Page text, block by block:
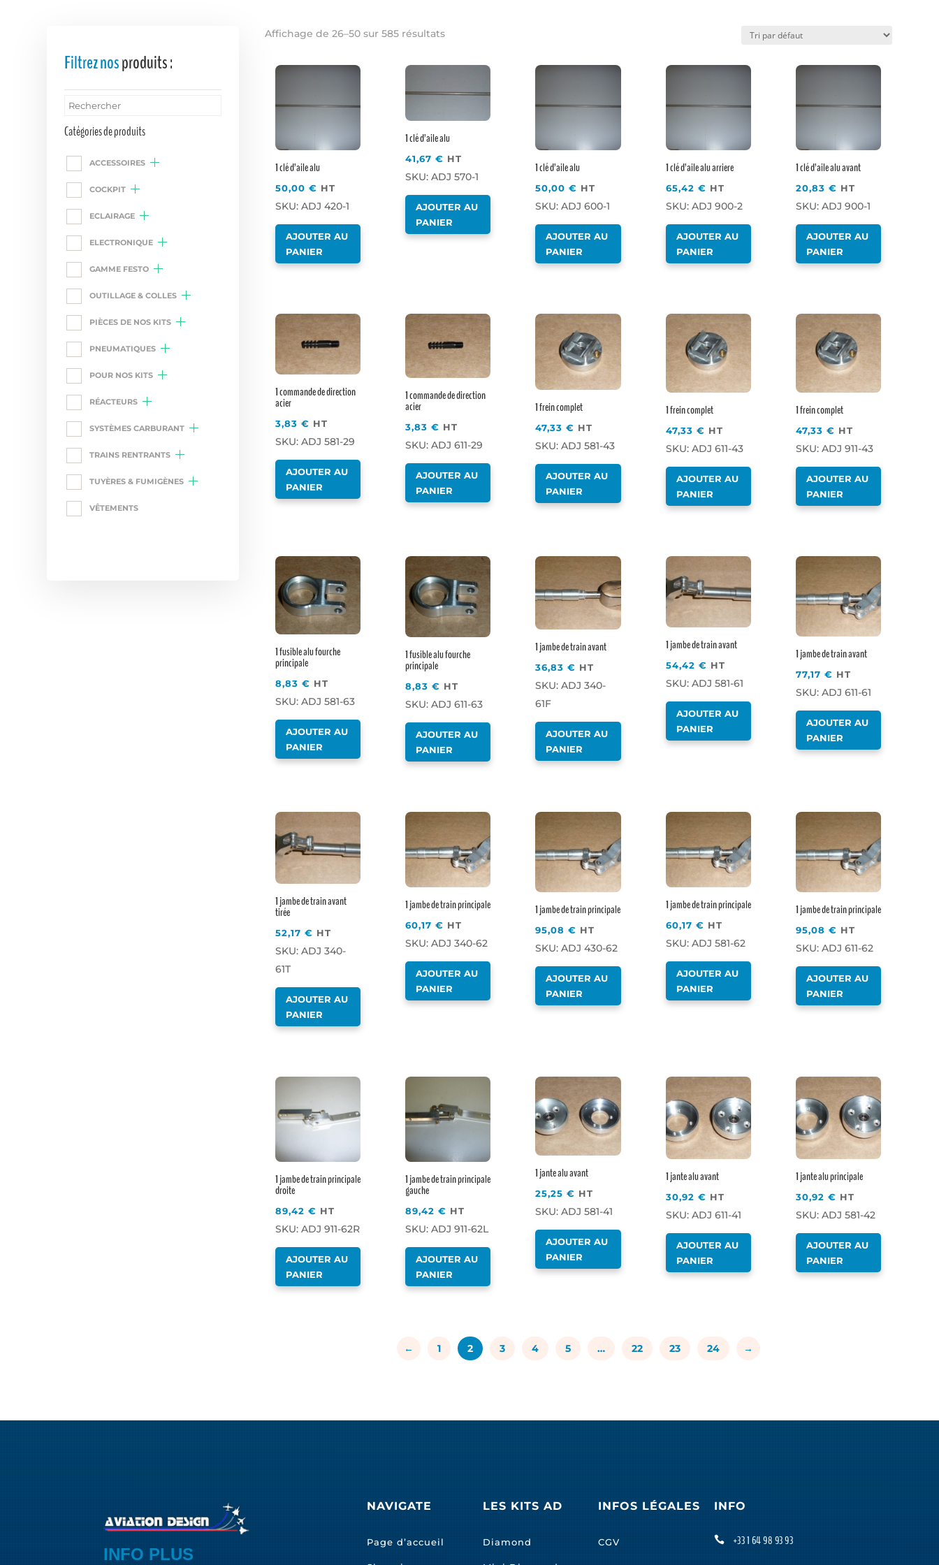
Filtrez nosproduits :
Catégories de produits
ACCESSOIRES
COCKPIT
ECLAIRAGE
ELECTRONIQUE
GAMME FESTO
OUTILLAGE & COLLES
PIÈCES DE NOS KITS
PNEUMATIQUES
POUR NOS KITS
RÉACTEURS
SYSTÈMES CARBURANT
TRAINS RENTRANTS
TUYÈRES & FUMIGÈNES
VÊTEMENTS
Affichage de 26–50 sur 585 résultats
1 clé d’aile alu
50,00 € HT
SKU: ADJ 420-1
AJOUTER AU
PANIER
1 clé d’aile alu
41,67 € HT
SKU: ADJ 570-1
AJOUTER AU
PANIER
1 clé d’aile alu
50,00€ HT
SKU: ADJ 600-1
AJOUTER AU
PANIER
1 clé d’aile alu arriere
65,42 € HT
SKU: ADJ 900-2
AJOUTER AU
PANIER
1 clé d’aile alu avant
20,83€ HT
SKU: ADJ 900-1
AJOUTER AU
PANIER
1 commande de direction
acier
3,83 € HT
SKU: ADJ 581-29
AJOUTER AU
PANIER
1 commande de direction
acier
3,83 € HT
SKU: ADJ 611-29
AJOUTER AU
PANIER
1 frein complet
47,33€ HT
SKU: ADJ 581-43
AJOUTER AU
PANIER
1 frein complet
47,33 € HT
SKU: ADJ 611-43
AJOUTER AU
PANIER
1 frein complet
47,33€ HT
SKU: ADJ 911-43
AJOUTER AU
PANIER
1 fusible alu fourche
principale
8,83 € HT
SKU: ADJ 581-63
AJOUTER AU
PANIER
1 fusible alu fourche
principale
8,83 € HT
SKU: ADJ 611-63
AJOUTER AU
PANIER
1 jambe de train avant
36,83€ HT
SKU: ADJ 340-
61F
AJOUTER AU
PANIER
1 jambe de train avant
54,42 € HT
SKU: ADJ 581-61
AJOUTER AU
PANIER
1 jambe de train avant
77,17€ HT
SKU: ADJ 611-61
AJOUTER AU
PANIER
1 jambe de train avant
tirée
52,17 € HT
SKU: ADJ 340-
61T
AJOUTER AU
PANIER
1 jambe de train principale
60,17 € HT
SKU: ADJ 340-62
AJOUTER AU
PANIER
1 jambe de train principale
95,08€ HT
SKU: ADJ 430-62
AJOUTER AU
PANIER
1 jambe de train principale
60,17 € HT
SKU: ADJ 581-62
AJOUTER AU
PANIER
1 jambe de train principale
95,08€ HT
SKU: ADJ 611-62
AJOUTER AU
PANIER
1 jambe de train principale
droite
89,42 € HT
SKU: ADJ 911-62R
AJOUTER AU
PANIER
1 jambe de train principale
gauche
89,42 € HT
SKU: ADJ 911-62L
AJOUTER AU
PANIER
1 jante alu avant
25,25€ HT
SKU: ADJ 581-41
AJOUTER AU
PANIER
1 jante alu avant
30,92 € HT
SKU: ADJ 611-41
AJOUTER AU
PANIER
1 jante alu principale
30,92€ HT
SKU: ADJ 581-42
AJOUTER AU
PANIER
← 1 2 3 4 5 … 22 23 24 →
INFO PLUS
NAVIGATE
Page d’accueil
LES KITS AD
Diamond
INFOS LÉGALES
CGV
INFO
 +33 1 64 98 93 93